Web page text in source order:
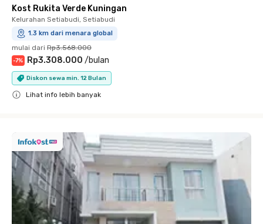
Kost Rukita Verde Kuningan
Kelurahan Setiabudi, Setiabudi
1.3 km dari menara global
mulai dari Rp3.568.000
-7% Rp3.308.000 /bulan
Diskon sewa min. 12 Bulan
Lihat info lebih banyak